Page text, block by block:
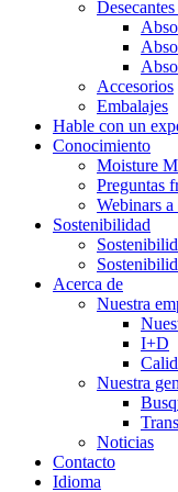
Accesorios
Embalajes
Hable con un
Conocimiento
Moisture
Preguntas
Webinars a
Sostenibilidad
Acerca de
Nuestra
I+D
Nuestra
Noticias
Contacto
Idioma